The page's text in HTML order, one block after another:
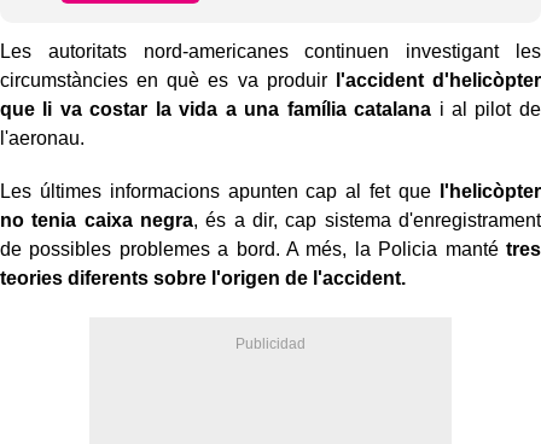
Les autoritats nord-americanes continuen investigant les
circumstàncies en què es va produir
l'accident d'helicòpter
que li va costar la vida a una família catalana i al pilot de
l'aeronau.
Les últimes informacions apunten cap al fet que
l'helicòpter
no tenia caixa negra, és a dir, cap sistema d'enregistrament
de possibles problemes a bord. A més, la Policia mantétres
teories diferents sobre l'origen de l'accident.